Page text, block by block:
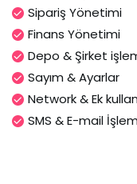
Sipariş Yönetimi
Finans Yönetimi
Depo & Şirket
Sayım & Ayarlar
Network & Ek
SMS & E-mail